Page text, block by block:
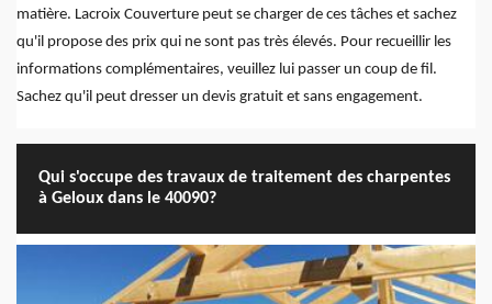
matière. Lacroix Couverture peut se charger de ces tâches et sachez
qu'il propose des prix qui ne sont pas très élevés. Pour recueillir les
informations complémentaires, veuillez lui passer un coup de fil.
Sachez qu'il peut dresser un devis gratuit et sans engagement.
Qui s'occupe des travaux de traitement des charpentes
à Geloux dans le 40090?